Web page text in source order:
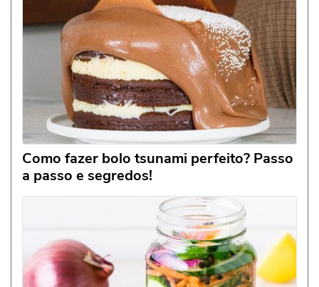
Como fazer bolo tsunami perfeito? Passo
a passo e segredos!